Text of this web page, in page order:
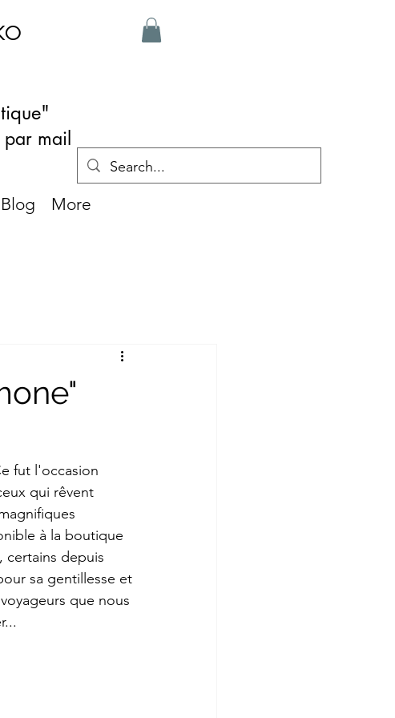
par mail
Blog More
fut l'occasion
qui rêvent
à la boutique
certains depuis
sa gentillesse et
que nous